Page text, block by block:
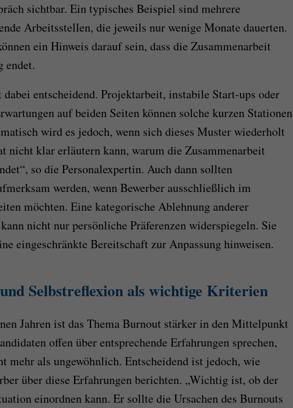
sichtbar. Ein typisches Beispiel sind mehrere
Arbeitsstellen, die jeweils nur wenige Monate dauerten.
ein Hinweis darauf sein, dass die Zusammenarbeit
endet.
entscheidend. Projektarbeit, instabile Start-ups oder
auf beiden Seiten können solche kurzen Stationen
wird es jedoch, wenn sich dieses Muster wiederholt
nicht klar erläutern kann, warum die Zusammenarbeit
so die Personalexpertin. Auch dann sollten
werden, wenn Bewerber ausschließlich im
möchten. Eine kategorische Ablehnung anderer
nicht nur persönliche Präferenzen widerspiegeln. Sie
eingeschränkte Bereitschaft zur Anpassung hinweisen.
Selbstreflexion als wichtige Kriterien
Jahren ist das Thema Burnout stärker in den Mittelpunkt
offen über entsprechende Erfahrungen sprechen,
mehr als ungewöhnlich. Entscheidend ist jedoch, wie
über diese Erfahrungen berichten. „Wichtig ist, ob der
einordnen kann. Er sollte die Ursachen des Burnouts